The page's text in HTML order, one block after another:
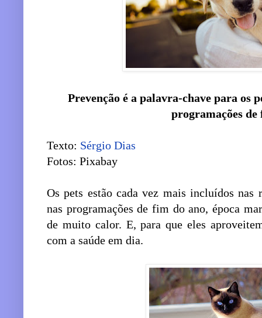
Prevenção é a palavra-chave para os
programações de
Texto: Sérgio Dias
Fotos: Pixabay
Os pets estão cada vez mais incluídos
nas programações de fim do ano, época
de muito calor. E, para que eles
com a saúde em dia.